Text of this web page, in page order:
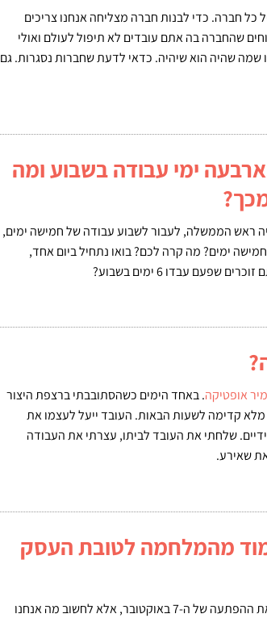
כל חברה. כדי לבנות חברה מצליחה אנחנו צריכים
שהחברה בה אתם עובדים לא תיפול לעולם ואולי
שמה שהיה הוא שיהיה. כדאי לדעת שחברות נסגרות. גם
ימי עבודה בשבוע ומה
ראש הממשלה, לעבור לשבוע עבודה של חמישה ימים,
ימים? מה קרה לכם? בואו נתחיל ביום אחד,
עבדו 6 ימים בשבוע?
אופטיקה. באחד הימים כשהסתובבתי ברצפת היצור
קדימה לשעות הבאות. העובד ייעל לעצמו את
שלחתי את העובד לביתו, עצרתי את העבודה
שאירע.
מהמלחמה לטובת העסק
מטרת המאמר אינה לנתח או לחקור את ההפתעה של ה-7 באוקטובר, אלא לחשוב מה אנחנו